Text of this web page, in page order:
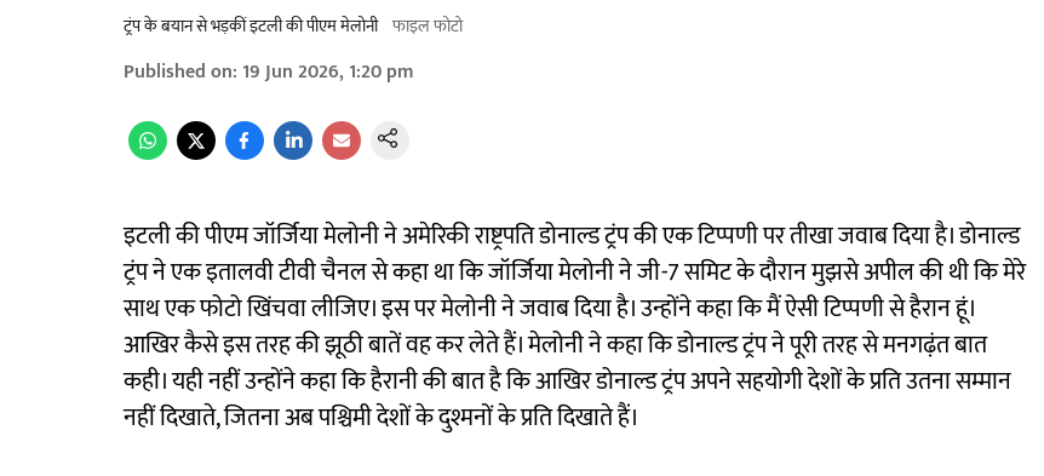
ट्रंप के बयान से भड़कीं इटली की पीएम मेलोनी फाइल फोटो
Published on: 19 Jun 2026, 1:20 pm
इटली की पीएम जॉर्जिया मेलोनी ने अमेरिकी राष्ट्रपति डोनाल्ड ट्रंप की एक टिप्पणी पर तीखा जवाब दिया है। डोनाल्ड
ट्रंप ने एक इतालवी टीवी चैनल से कहा था कि जॉर्जिया मेलोनी ने जी-7 समिट के दौरान मुझसे अपील की थी कि मेरे
साथ एक फोटो खिंचवा लीजिए। इस पर मेलोनी ने जवाब दिया है। उन्होंने कहा कि मैं ऐसी टिप्पणी से हैरान हूं।
आखिर कैसे इस तरह की झूठी बातें वह कर लेते हैं। मेलोनी ने कहा कि डोनाल्ड ट्रंप ने पूरी तरह से मनगढ़ंत बात
कही। यही नहीं उन्होंने कहा कि हैरानी की बात है कि आखिर डोनाल्ड ट्रंप अपने सहयोगी देशों के प्रति उतना सम्मान
नहीं दिखाते, जितना अब पश्चिमी देशों के दुश्मनों के प्रति दिखाते हैं।